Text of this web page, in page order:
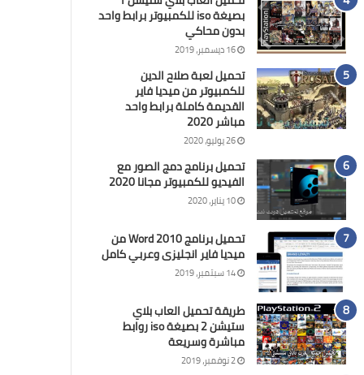
بصيغة iso للكمبيوتر برابط واحد
بدون محاكي
16 ديسمبر، 2019
تحميل لعبة صلاح الدين
للكمبيوتر من ميديا فاير
القديمة كاملة برابط واحد
مباشر 2020
26 يوليو، 2020
تحميل برنامج دمج الصور مع
الفيديو للكمبيوتر مجانا 2020
10 يناير، 2020
تحميل برنامج Word 2010 من
ميديا فاير انجليزى وعربي كامل
14 سبتمبر، 2019
طريقة تحميل العاب بلاي
ستيشن 2 بصيغة iso روابط
مباشرة وسريعة
2 نوفمبر، 2019